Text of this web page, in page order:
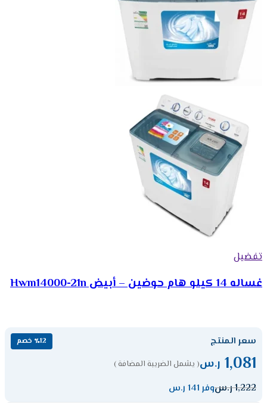
تفضيل
غساله 14 كيلو هام حوضين – أبيض Hwm14000-21n
سعر المنتج ٪12 خصم
1,081 ر.س( يشمل الضريبة المضافة )
1,222ر.سوفر 141 ر.س